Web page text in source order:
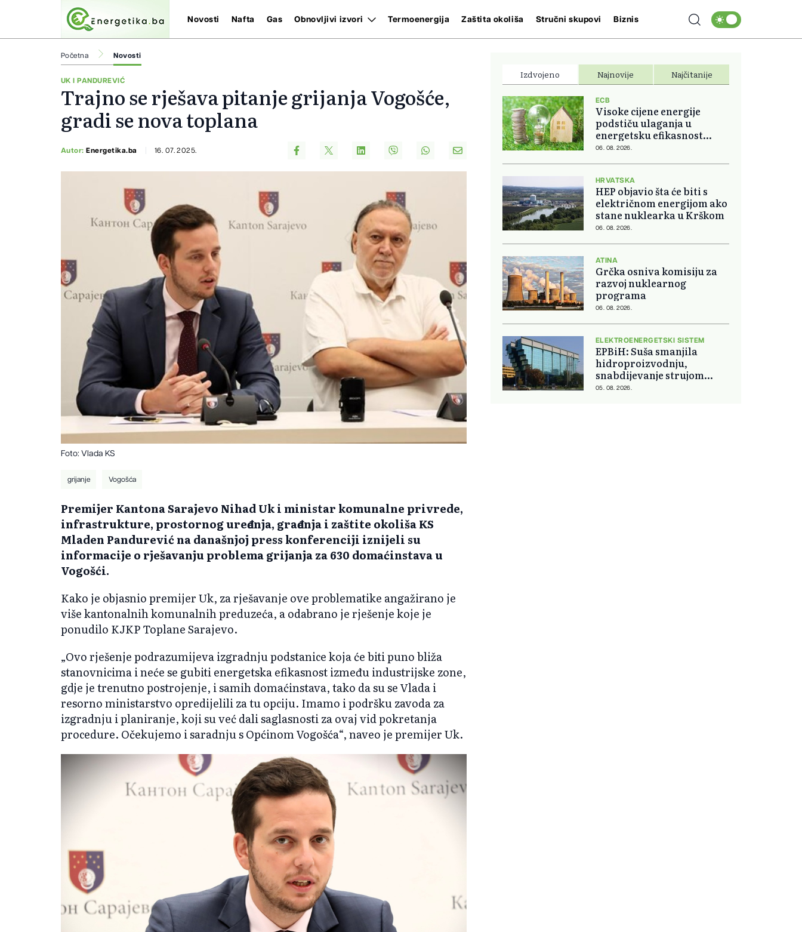
Novosti Nafta Gas Obnovljivi izvori Termoenergija Zaštita okoliša Stručni skupovi Biznis
Početna Novosti
UK I PANDUREVIĆ
Trajno se rješava pitanje grijanja Vogošće,
gradi se nova toplana
Autor:Energetika.ba 16. 07. 2025.
Foto: Vlada KS
grijanje Vogošća
Premijer Kantona Sarajevo Nihad Uk i ministar komunalne privrede,
infrastrukture, prostornog uređenja, građenja i zaštite okoliša KS
Mladen Pandurević na današnjoj press konferenciji iznijeli su
informacije o rješavanju problema grijanja za 630 domaćinstava u
Vogošći.
Kako je objasnio premijer Uk, za rješavanje ove problematike angažirano je
više kantonalnih komunalnih preduzeća, a odabrano je rješenje koje je
ponudilo KJKP Toplane Sarajevo.
„Ovo rješenje podrazumijeva izgradnju podstanice koja će biti puno bliža
stanovnicima i neće se gubiti energetska efikasnost između industrijske zone,
gdje je trenutno postrojenje, i samih domaćinstava, tako da su se Vlada i
resorno ministarstvo opredijelili za tu opciju. Imamo i podršku zavoda za
izgradnju i planiranje, koji su već dali saglasnosti za ovaj vid pokretanja
procedure. Očekujemo i saradnju s Općinom Vogošća“, naveo je premijer Uk.
Izdvojeno Najnovije Najčitanije
ECB
Visoke cijene energije
podstiču ulaganja u
energetsku efikasnost
domova
06. 08. 2026.
HRVATSKA
HEP objavio šta će biti s
električnom energijom ako
stane nuklearka u Krškom
06. 08. 2026.
ATINA
Grčka osniva komisiju za
razvoj nuklearnog
programa
06. 08. 2026.
ELEKTROENERGETSKI SISTEM
EPBiH: Suša smanjila
hidroproizvodnju,
snabdijevanje strujom
ostaje stabilno
05. 08. 2026.